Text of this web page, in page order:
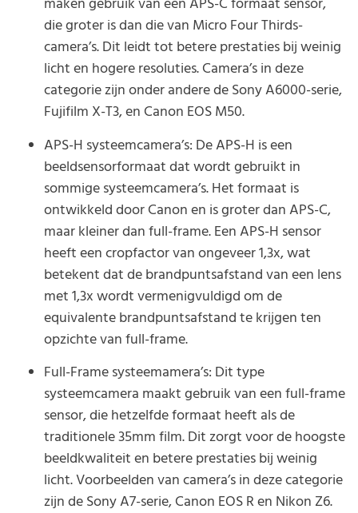
die groter is dan die van Micro Four Thirds-
camera’s. Dit leidt tot betere prestaties bij weinig
licht en hogere resoluties. Camera’s in deze
categorie zijn onder andere de Sony A6000-serie,
Fujifilm X-T3, en Canon EOS M50.
APS-H systeemcamera’s: De APS-H is een
beeldsensorformaat dat wordt gebruikt in
sommige systeemcamera’s. Het formaat is
ontwikkeld door Canon en is groter dan APS-C,
maar kleiner dan full-frame. Een APS-H sensor
heeft een cropfactor van ongeveer 1,3x, wat
betekent dat de brandpuntsafstand van een lens
met 1,3x wordt vermenigvuldigd om de
equivalente brandpuntsafstand te krijgen ten
opzichte van full-frame.
Full-Frame systeemamera’s: Dit type
systeemcamera maakt gebruik van een full-frame
sensor, die hetzelfde formaat heeft als de
traditionele 35mm film. Dit zorgt voor de hoogste
beeldkwaliteit en betere prestaties bij weinig
licht. Voorbeelden van camera’s in deze categorie
zijn de Sony A7-serie, Canon EOS R en Nikon Z6.